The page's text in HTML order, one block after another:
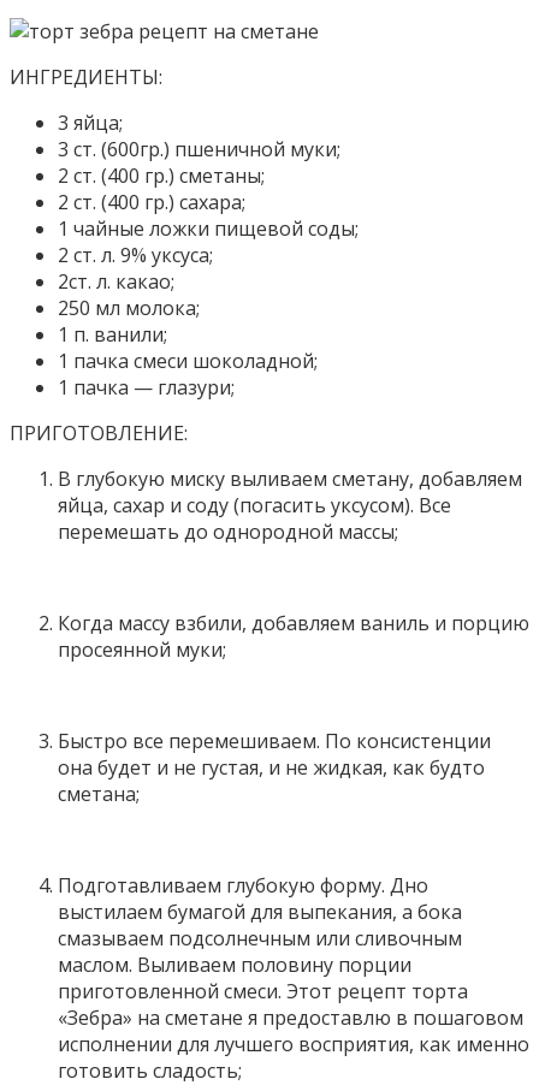
ИНГРЕДИЕНТЫ:
3 яйца;
3 ст. (600гр.) пшеничной муки;
2 ст. (400 гр.) сметаны;
2 ст. (400 гр.) сахара;
1 чайные ложки пищевой соды;
2 ст. л. 9% уксуса;
2ст. л. какао;
250 мл молока;
1 п. ванили;
1 пачка смеси шоколадной;
1 пачка — глазури;
ПРИГОТОВЛЕНИЕ:
В глубокую миску выливаем сметану, добавляем
яйца, сахар и соду (погасить уксусом). Все
перемешать до однородной массы;
Когда массу взбили, добавляем ваниль и порцию
просеянной муки;
Быстро все перемешиваем. По консистенции
она будет и не густая, и не жидкая, как будто
сметана;
Подготавливаем глубокую форму. Дно
выстилаем бумагой для выпекания, а бока
смазываем подсолнечным или сливочным
маслом. Выливаем половину порции
приготовленной смеси. Этот рецепт торта
«Зебра» на сметане я предоставлю в пошаговом
исполнении для лучшего восприятия, как именно
готовить сладость;